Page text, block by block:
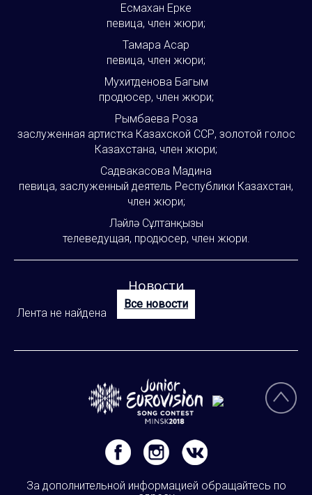
Есмахан Ерке
певица, член жюри;
Тамара Асар
певица, член жюри;
Мухитденова Багым
продюсер, член жюри;
Рымбаева Роза
заслуженная артистка Казахской ССР, золотой голос
Казахстана, член жюри;
Садвакасова Мадина
певица, заслуженный деятель Республики Казахстан,
член жюри;
Ләйлә Сұлтанқызы
телеведущая, продюсер, член жюри.
Новости
Лента не найдена
Все новости
За дополнительной информацией обращайтесь по